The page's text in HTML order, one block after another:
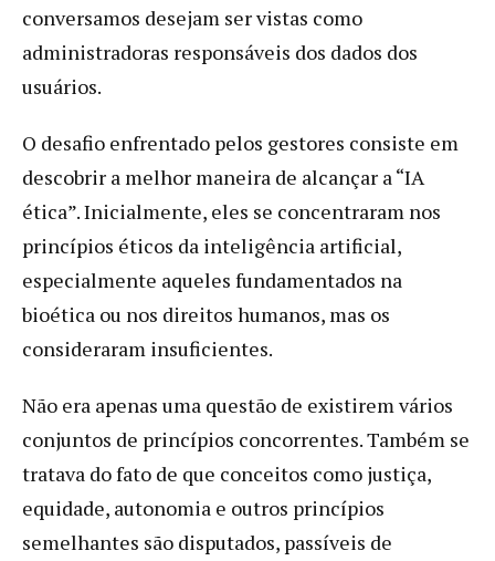
conversamos desejam ser vistas como
administradoras responsáveis dos dados dos
usuários.
O desafio enfrentado pelos gestores consiste em
descobrir a melhor maneira de alcançar a “IA
ética”. Inicialmente, eles se concentraram nos
princípios éticos da inteligência artificial,
especialmente aqueles fundamentados na
bioética ou nos direitos humanos, mas os
consideraram insuficientes.
Não era apenas uma questão de existirem vários
conjuntos de princípios concorrentes. Também se
tratava do fato de que conceitos como justiça,
equidade, autonomia e outros princípios
semelhantes são disputados, passíveis de